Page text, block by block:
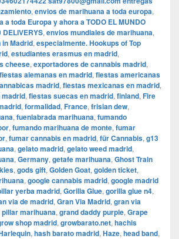
, envios de marihuana a toda europa,
a toda Europa y ahora a TODO EL MUNDO
DELIVERYS, envios mundiales de marihuana,
Madrid, especialmente. Hookups of Top
, estudiantes erasmus en madrid,
cheese, exportadores de cannabis madrid,
fiestas alemanas en madrid, fiestas americanas
madrid, fiestas mexicanas en madrid,
, fiestas suecas en madrid, finland, Fire
, formalidad, France, frisian dew,
, fuenlabrada marihuana, fumando
, fumando marihuana de monte, fumar
, fumar cannabis en madrid, für Cannabis, g13
, gelato madrid, gelato weed madrid,
, Germany, getafe marihuana, Ghost Train
, gods gift, Golden Goat, golden ticket,
, google cannabis madrid, google madrid
yerba madrid, Gorilla Glue, gorilla glue n4,
via de madrid, ​​Gran Via Madrid, gran via
marihuana, grand daddy purple, Grape
shop madrid, growbarato.net, hachis
, hash barato madrid, Haze, head band,